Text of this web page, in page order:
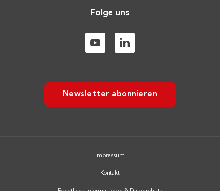
Folge uns
Newsletter abonnieren
Impressum
Kontakt